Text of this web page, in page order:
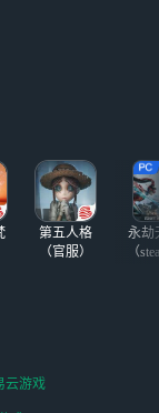
第五人格
（官服）
永劫
（
云游戏